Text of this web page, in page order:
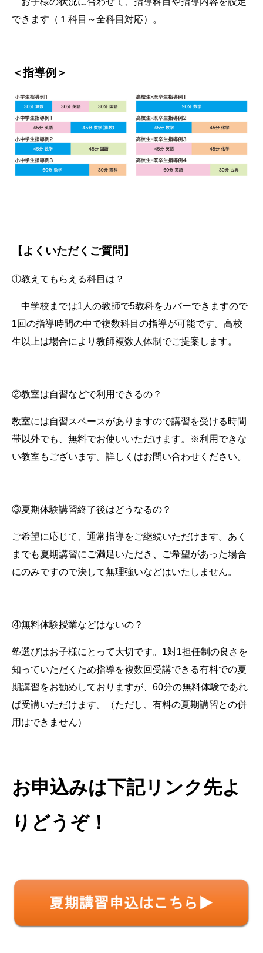
できます（１科目～全科目対応）。
＜指導例＞
【よくいただくご質問 】
①教えてもらえる科目は？
中学校までは1人の教師で5教科をカバーできますので
1回の指導時間の中で複数科目の指導が可能です。高校
生以上は場合により教師複数人体制でご提案します。
②教室は自習などで利用できるの？
教室には自習スペースがありますので講習を受ける時間
帯以外でも、無料でお使いいただけます。※利用できな
い教室もございます。詳しくはお問い合わせください。
③夏期体験講習終了後はどうなるの？
ご希望に応じて、通常指導をご継続いただけます。あく
までも夏期講習にご満足いただき、ご希望があった場合
にのみですので決して無理強いなどはいたしません。
④無料体験授業などはないの？
塾選びはお子様にとって大切です。1対1担任制の良さを
知っていただくため指導を複数回受講できる有料での夏
期講習をお勧めしておりますが、60分の無料体験であれ
ば受講いただけます。（ただし、有料の夏期講習との併
用はできません）
お申込みは下記リンク先よ
りどうぞ！